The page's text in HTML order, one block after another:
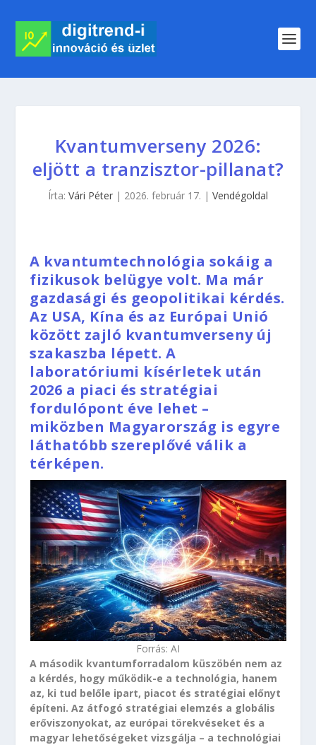
Kvantumverseny 2026:
eljött a tranzisztor-pillanat?
Írta: Vári Péter | 2026. február 17. | Vendégoldal
A kvantumtechnológia sokáig a
fizikusok belügye volt. Ma már
gazdasági és geopolitikai kérdés.
Az USA, Kína és az Európai Unió
között zajló kvantumverseny új
szakaszba lépett. A
laboratóriumi kísérletek után
2026 a piaci és stratégiai
fordulópont éve lehet –
miközben Magyarország is egyre
láthatóbb szereplővé válik a
térképen.
Forrás: AI
A második kvantumforradalom küszöbén nem az
a kérdés, hogy működik-e a technológia, hanem
az, ki tud belőle ipart, piacot és stratégiai előnyt
építeni. Az átfogó stratégiai elemzés a globális
erőviszonyokat, az európai törekvéseket és a
magyar lehetőségeket vizsgálja – a technológiai